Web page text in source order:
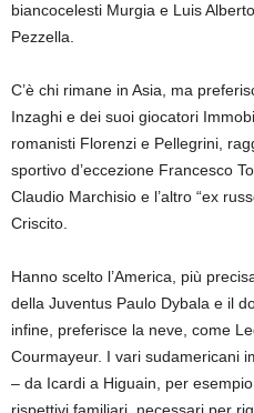
biancocelesti Murgia e Luis
Pezzella.
C’è chi rimane in Asia, ma
Inzaghi e dei suoi giocatori
romanisti Florenzi e Pellegrini,
sportivo d’eccezione Francesco
Claudio Marchisio e l’altro “ex
Criscito.
Hanno scelto l’America, più
della Juventus Paulo Dybala e il
infine, preferisce la neve, come
Courmayeur. I vari sudamericani
– da Icardi a Higuain, per